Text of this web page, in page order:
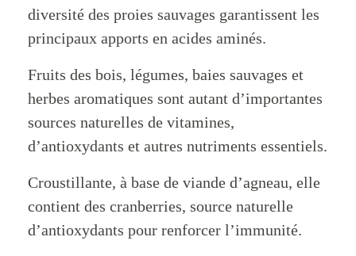
diversité des proies sauvages garantissent les
principaux apports en acides aminés.
Fruits des bois, légumes, baies sauvages et
herbes aromatiques sont autant d’importantes
sources naturelles de vitamines,
d’antioxydants et autres nutriments essentiels.
Croustillante, à base de viande d’agneau, elle
contient des cranberries, source naturelle
d’antioxydants pour renforcer l’immunité.